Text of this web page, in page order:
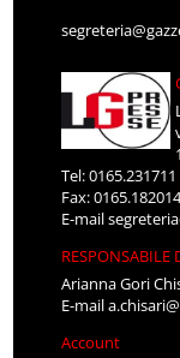
Tel: 0165.231711
Fax:
E-mail
RESPONSABILE
Arianna Gori
E-mail
Account